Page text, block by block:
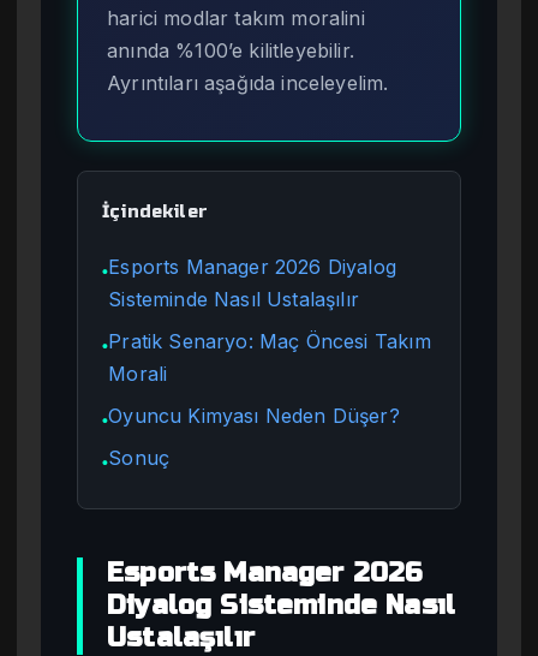
harici modlar takım moralini
anında %100’e kilitleyebilir.
Ayrıntıları aşağıda inceleyelim.
İçindekiler
●Esports Manager 2026 Diyalog
Sisteminde Nasıl Ustalaşılır
●Pratik Senaryo: Maç Öncesi Takım
Morali
●Oyuncu Kimyası Neden Düşer?
●Sonuç
Esports Manager 2026
Diyalog Sisteminde Nasıl
Ustalaşılır